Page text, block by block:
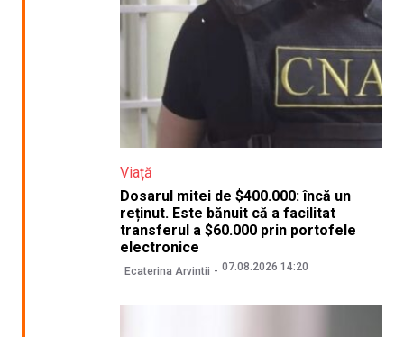
Viață
Dosarul mitei de $400.000: încă un
reținut. Este bănuit că a facilitat
transferul a $60.000 prin portofele
electronice
Ecaterina Arvintii 07.08.2026 14:20